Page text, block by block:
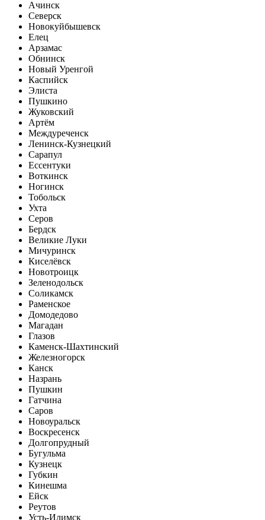
Ачинск
Северск
Новокуйбышевск
Елец
Арзамас
Обнинск
Новый Уренгой
Каспийск
Элиста
Пушкино
Жуковский
Артём
Междуреченск
Ленинск-Кузнецкий
Сарапул
Ессентуки
Воткинск
Ногинск
Тобольск
Ухта
Серов
Бердск
Великие Луки
Мичуринск
Киселёвск
Новотроицк
Зеленодольск
Соликамск
Раменское
Домодедово
Магадан
Глазов
Каменск-Шахтинский
Железногорск
Канск
Назрань
Пушкин
Гатчина
Саров
Новоуральск
Воскресенск
Долгопрудный
Бугульма
Кузнецк
Губкин
Кинешма
Ейск
Реутов
Усть-Илимск